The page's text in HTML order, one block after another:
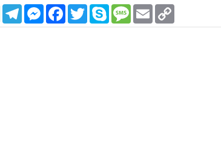
WhatsAppTelegramMessenger
Facebook
TwitterSkypeMessage
Email